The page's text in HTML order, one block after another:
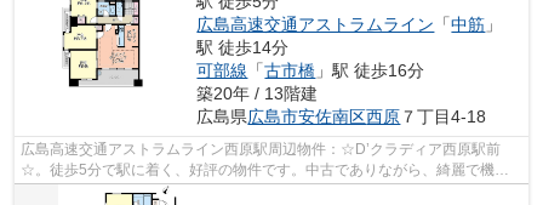
広島高速交通アストラムライン 「中筋 」
駅 徒歩14分
可部線 「古市橋 」駅 徒歩16分
築20年 / 13階建
広島県広島市安佐南区西原 ７丁目4-18
広島高速交通アストラムライン西原駅周辺物件：☆D’クラディア西原駅前
☆。徒歩5分で駅に着く、好評の物件です。中古でありながら、綺麗で機能
的な設備のあるマンションです。こちらは13...